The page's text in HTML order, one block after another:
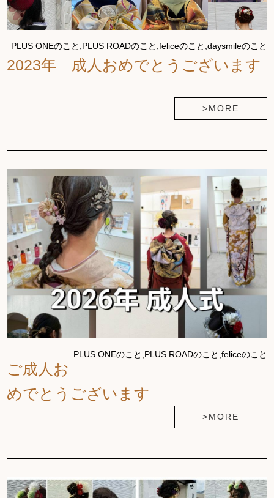
PLUS ONEのこと,PLUS ROADのこと,feliceのこと,daysmileのこと
2023年 成人おめでとうございます
>MORE
PLUS ONEのこと,PLUS ROADのこと,feliceのこと
ご成人お
めでとうございます
>MORE